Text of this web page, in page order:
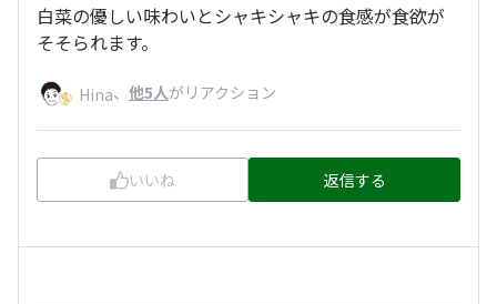
白菜の優しい味わいとシャキシャキの食感が食欲が
そそられます。
Hina、 他5人がリアクション
いいね 返信する